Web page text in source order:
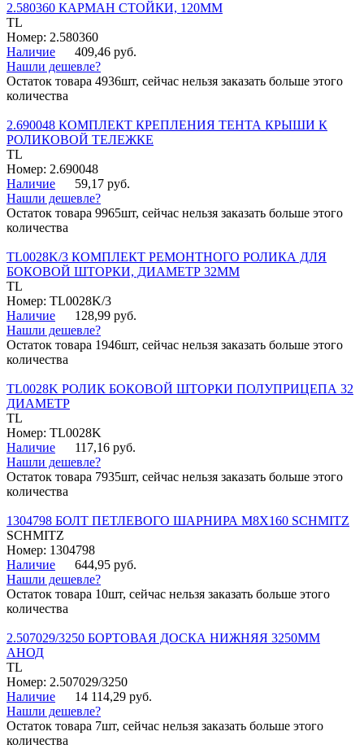
2.580360 КАРМАН СТОЙКИ, 120ММ
TL
Номер: 2.580360
Наличие
409,46 руб.
Нашли дешевле?
Остаток товара 4936шт, сейчас нельзя заказать больше этого
количества
2.690048 КОМПЛЕКТ КРЕПЛЕНИЯ ТЕНТА КРЫШИ К
РОЛИКОВОЙ ТЕЛЕЖКЕ
TL
Номер: 2.690048
Наличие
59,17 руб.
Нашли дешевле?
Остаток товара 9965шт, сейчас нельзя заказать больше этого
количества
TL0028K/3 КОМПЛЕКТ РЕМОНТНОГО РОЛИКА ДЛЯ
БОКОВОЙ ШТОРКИ, ДИАМЕТР 32ММ
TL
Номер: TL0028K/3
Наличие
128,99 руб.
Нашли дешевле?
Остаток товара 1946шт, сейчас нельзя заказать больше этого
количества
TL0028K РОЛИК БОКОВОЙ ШТОРКИ ПОЛУПРИЦЕПА 32
ДИАМЕТР
TL
Номер: TL0028K
Наличие
117,16 руб.
Нашли дешевле?
Остаток товара 7935шт, сейчас нельзя заказать больше этого
количества
1304798 БОЛТ ПЕТЛЕВОГО ШАРНИРА М8Х160 SCHMITZ
SCHMITZ
Номер: 1304798
Наличие
644,95 руб.
Нашли дешевле?
Остаток товара 10шт, сейчас нельзя заказать больше этого
количества
2.507029/3250 БОРТОВАЯ ДОСКА НИЖНЯЯ 3250ММ
АНОД
TL
Номер: 2.507029/3250
Наличие
14 114,29 руб.
Нашли дешевле?
Остаток товара 7шт, сейчас нельзя заказать больше этого
количества